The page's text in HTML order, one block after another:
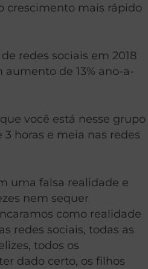
crescimento mais rápido
redes sociais em 2018
aumento de 13% ano-a-
você está nesse grupo
horas e meia nas redes
uma falsa realidade e
nem sequer
como realidade
redes sociais, todas as
todos os
dado certo, os filhos